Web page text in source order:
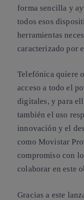
forma sencilla y
todos esos
herramientas
caracterizado por
Telefónica quiere
acceso a todo el
digitales, y para
también el uso
innovación y el
como Movistar
compromiso con
colaborar en este
Gracias a este